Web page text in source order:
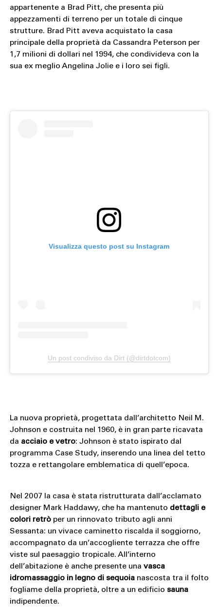
appartenente a Brad Pitt, che presenta più
appezzamenti di terreno per un totale di cinque
strutture. Brad Pitt aveva acquistato la casa
principale della proprietà da Cassandra Peterson per
1,7 milioni di dollari nel 1994, che condivideva con la
sua ex meglio Angelina Jolie e i loro sei figli.
Visualizza questo post su Instagram
Un post condiviso da Dirt (@dirtdotcom)
La nuova proprietà, progettata dall’architetto Neil M.
Johnson e costruita nel 1960, è in gran parte ricavata
da acciaio e vetro: Johnson è stato ispirato dal
programma Case Study, inserendo una linea del tetto
tozza e rettangolare emblematica di quell’epoca.
Nel 2007 la casa è stata ristrutturata dall’acclamato
designer Mark Haddawy, che ha mantenuto dettagli e
colori retròper un rinnovato tributo agli anni
Sessanta: un vivace caminetto riscalda il soggiorno,
accompagnato da un’accogliente terrazza che offre
viste sul paesaggio tropicale. All’interno
dell’abitazione è anche presente una vasca
idromassaggio in legno di sequoia nascosta tra il folto
fogliame della proprietà, oltre a un edificio sauna
indipendente.